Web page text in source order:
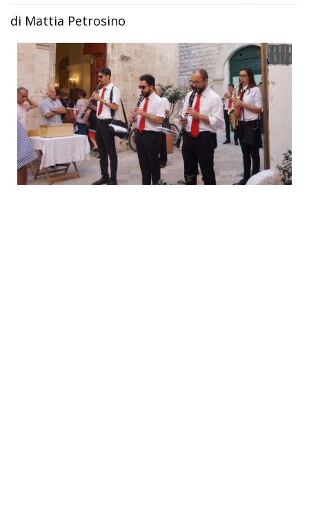
di Mattia Petrosino